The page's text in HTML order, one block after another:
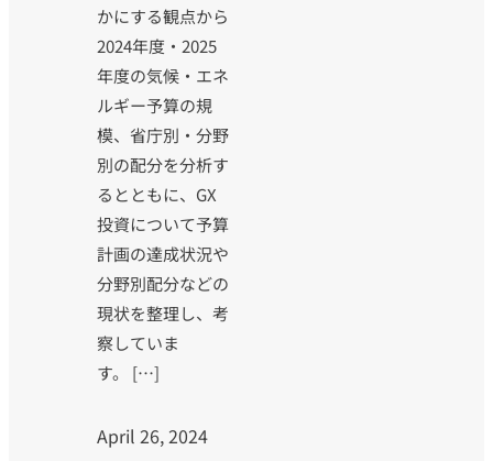
かにする観点から
2024年度・2025
年度の気候・エネ
ルギー予算の規
模、省庁別・分野
別の配分を分析す
るとともに、GX
投資について予算
計画の達成状況や
分野別配分などの
現状を整理し、考
察していま
す。 […]
April 26, 2024